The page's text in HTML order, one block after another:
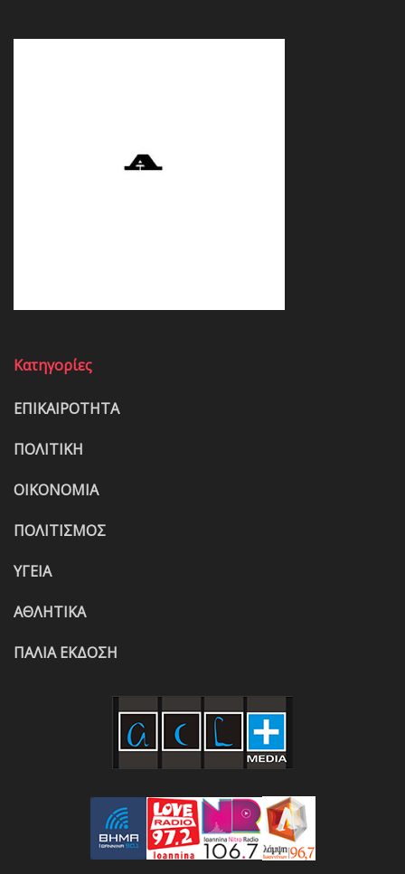
Κατηγορίες
ΕΠΙΚΑΙΡΟΤΗΤΑ
ΠΟΛΙΤΙΚΗ
ΟΙΚΟΝΟΜΙΑ
ΠΟΛΙΤΙΣΜΟΣ
ΥΓΕΙΑ
ΑΘΛΗΤΙΚΑ
ΠΑΛΙΑ ΕΚΔΟΣΗ